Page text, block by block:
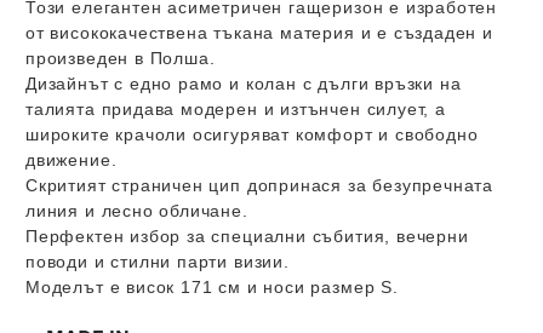
Този елегантен асиметричен гащеризон е изработен
от висококачествена тъкана материя и е създаден и
произведен в Полша.
Дизайнът с едно рамо и колан с дълги връзки на
талията придава модерен и изтънчен силует, а
широките крачоли осигуряват комфорт и свободно
движение.
Скритият страничен цип допринася за безупречната
линия и лесно обличане.
Перфектен избор за специални събития, вечерни
поводи и стилни парти визии.
Моделът е висок 171 см и носи размер S.